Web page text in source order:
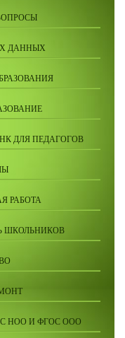
ДАННЫХ
ДЛЯ ПЕДАГОГОВ
РАБОТА
ШКОЛЬНИКОВ
НОО И ФГОС ООО